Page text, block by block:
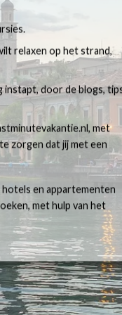
relaxen op het strand,
instapt, door de blogs,
met
zorgen dat jij met een
en appartementen
met hulp van het